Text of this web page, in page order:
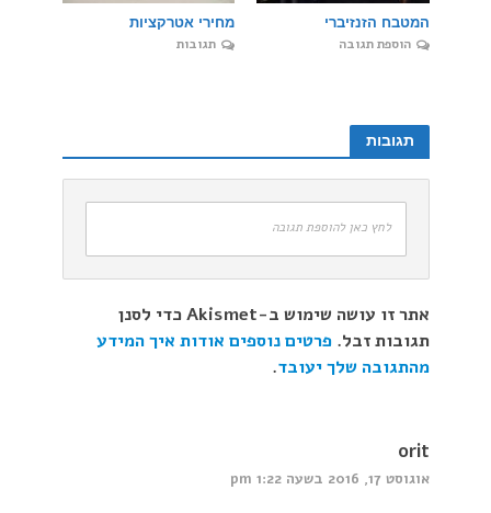
המטבח הזנזיברי
הוספת תגובה
מחירי אטרקציות
תגובות
תגובות
לחץ כאן להוספת תגובה
אתר זו עושה שימוש ב-Akismet כדי לסנן
תגובות זבל.פרטים נוספים אודות איך המידע
מהתגובה שלך יעובד.
orit
אוגוסט 17, 2016 בשעה 1:22 pm